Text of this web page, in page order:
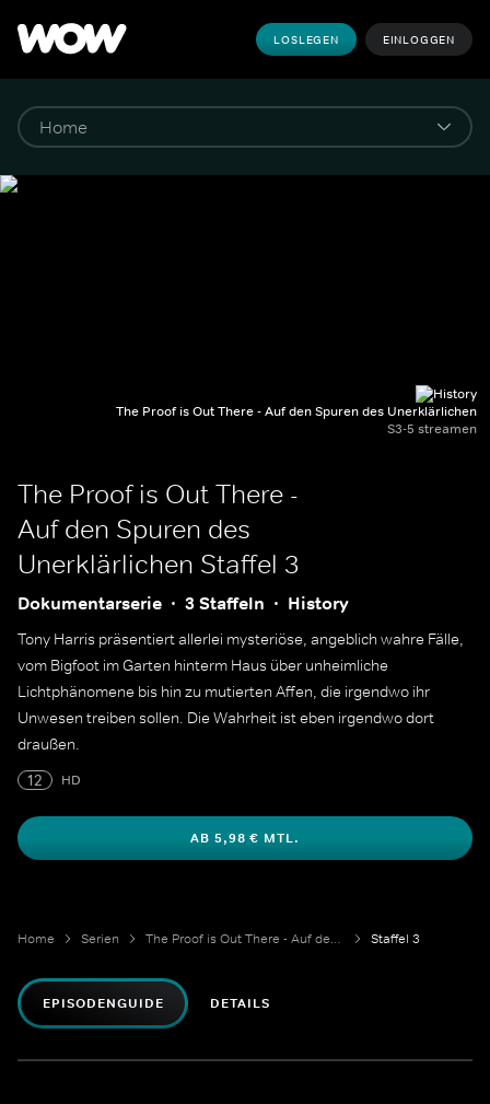
LOSLEGEN EINLOGGEN
The Proof is Out There - Auf den Spuren des Unerklärlichen
S3-5 streamen
The Proof is Out There -
Auf den Spuren des
Unerklärlichen Staffel 3
Dokumentarserie 3 Staffeln History
Tony Harris präsentiert allerlei mysteriöse, angeblich wahre Fälle,
vom Bigfoot im Garten hinterm Haus über unheimliche
Lichtphänomene bis hin zu mutierten Affen, die irgendwo ihr
Unwesen treiben sollen. Die Wahrheit ist eben irgendwo dort
draußen.
12
HD
AB 5,98 € MTL.
Home Serien The Proof is Out There - Auf den Spuren des Unerklärlichen Staffel 3
EPISODENGUIDE DETAILS